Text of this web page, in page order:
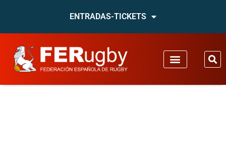
ENTRADAS-TICKETS